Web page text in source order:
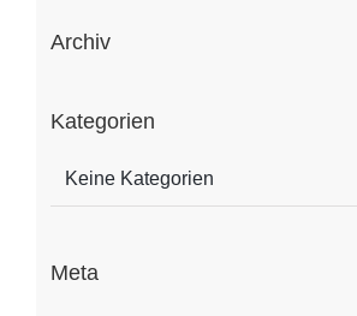
Archiv
Kategorien
Keine Kategorien
Meta